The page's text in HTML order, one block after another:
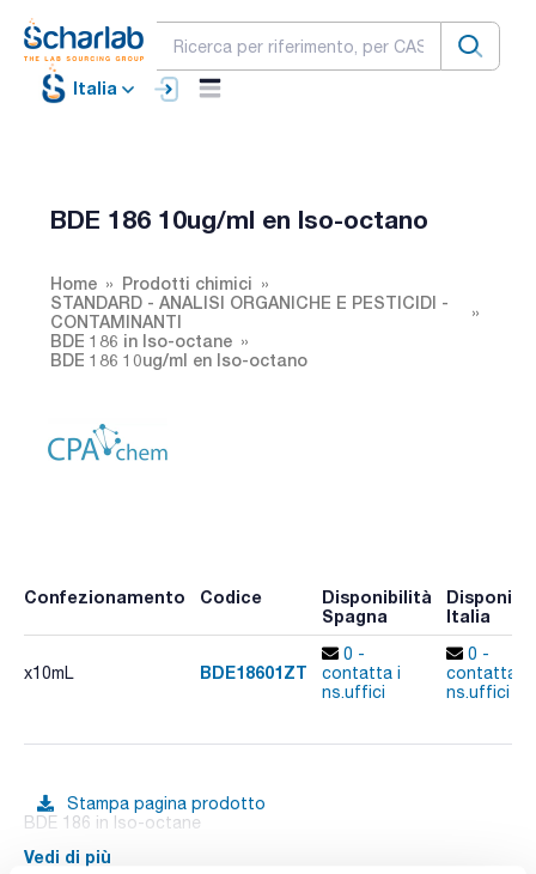
Italia
BDE 186 10ug/ml en Iso-octano
Home
Prodotti chimici
STANDARD - ANALISI ORGANICHE E PESTICIDI -
CONTAMINANTI
BDE 186 in Iso-octane
BDE 186 10ug/ml en Iso-octano
Confezionamento Codice
Disponibilità
Spagna
Italia
x10mL BDE18601ZT
0 -
contatta i
ns.uffici
0 -
contatta i
ns.uffici
Stampa pagina prodotto
BDE 186 in Iso-octane
Vedi di più